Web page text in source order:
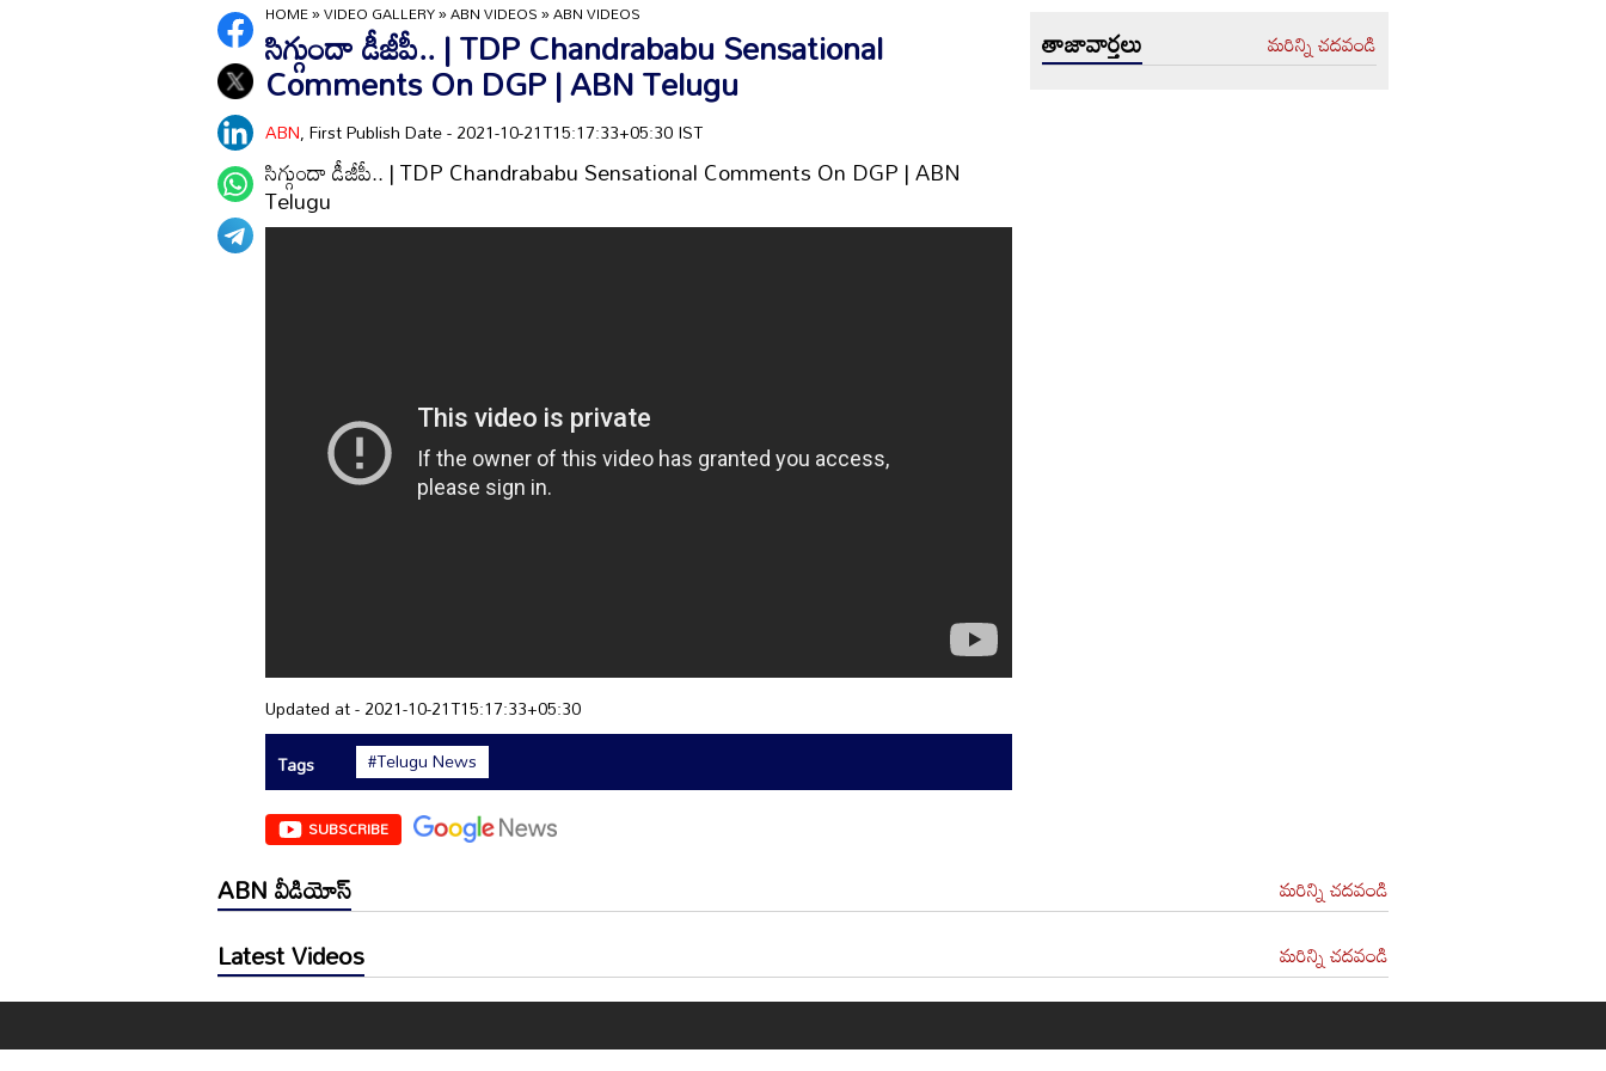
HOME»VIDEO GALLERY»ABN VIDEOS»ABN VIDEOS
సిగ్గుందా డీజీపీ.. | TDP Chandrababu Sensational
Comments On DGP | ABN Telugu
ABN, First Publish Date - 2021-10-21T15:17:33+05:30 IST
సిగ్గుందా డీజీపీ.. | TDP Chandrababu Sensational Comments On DGP | ABN
Telugu
Updated at - 2021-10-21T15:17:33+05:30
Tags
#Telugu News
SUBSCRIBE
తాజావార్తలు మరిన్ని చదవండి
ABN వీడియోస్ మరిన్ని చదవండి
Latest Videos మరిన్ని చదవండి